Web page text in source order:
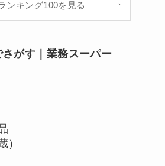
ンキング100を見る
がす｜業務スーパー
）